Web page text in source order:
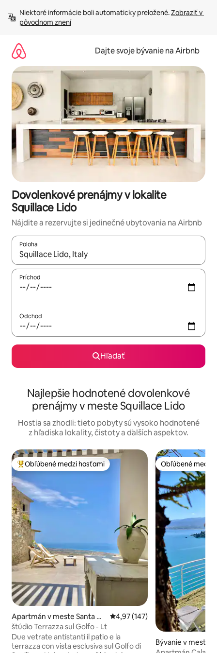
obsah.
Niektoré informácie boli automaticky preložené. Zobraziť v
pôvodnom znení
Dajte svoje bývanie na Airbnb
Dovolenkové prenájmy v lokalite
Squillace Lido
Nájdite a rezervujte si jedinečné ubytovania na Airbnb
Poloha
Keď budú výsledky k dispozícii, môžete si ich prechádzať
Príchod
Odchod
Hľadať
Najlepšie hodnotené dovolenkové
prenájmy v meste Squillace Lido
Hostia sa zhodli: tieto pobyty sú vysoko hodnotené
z hľadiska lokality, čistoty a ďalších aspektov.
Najobľúbenejšie medzi hosťami
Obľúbené medzi hosťami
Apartmán v meste Santa Ca
terina dello Ionio
Priemerné ohodnotenie 4,97 z
4,97 (147)
štúdio Terrazza sul Golfo - Lt
Due vetrate antistanti il patio e la
terrazza con vista esclusiva sul Golfo di
Obľúbené medzi
Obľúbené medzi
Bývanie v meste